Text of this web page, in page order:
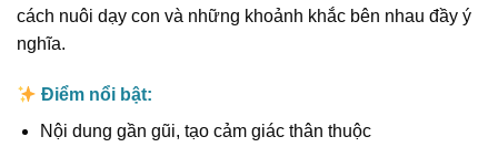
cách nuôi dạy con và những khoảnh khắc bên nhau đầy ý
nghĩa.
Điểm nổi bật:
Nội dung gần gũi, tạo cảm giác thân thuộc